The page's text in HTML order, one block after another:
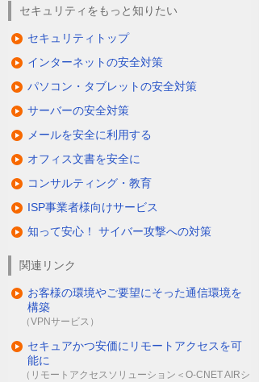
セキュリティをもっと知りたい
セキュリティトップ
インターネットの安全対策
パソコン・タブレットの安全対策
サーバーの安全対策
メールを安全に利用する
オフィス文書を安全に
コンサルティング・教育
ISP事業者様向けサービス
知って安心！ サイバー攻撃への対策
関連リンク
お客様の環境やご要望にそった通信環境を
構築
（VPNサービス）
セキュアかつ安価にリモートアクセスを可
能に
（リモートアクセスソリューション＜O-CNET AIRシ